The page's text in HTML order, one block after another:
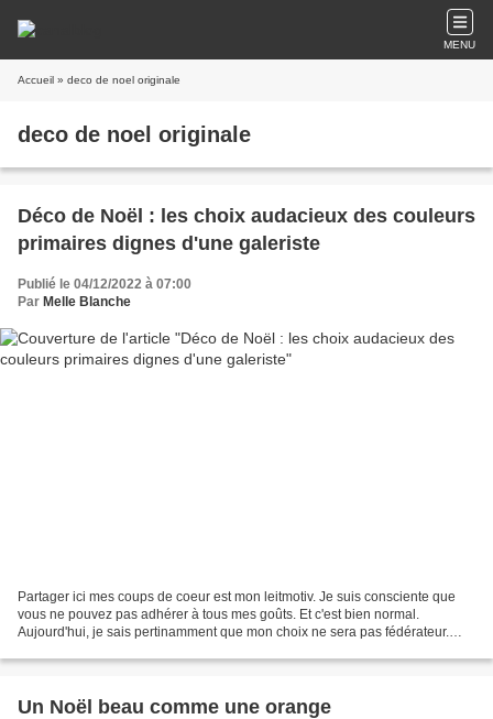
MENU
Accueil » deco de noel originale
deco de noel originale
Déco de Noël : les choix audacieux des couleurs
primaires dignes d'une galeriste
Publié le 04/12/2022 à 07:00
Par Melle Blanche
Partager ici mes coups de coeur est mon leitmotiv. Je suis consciente que
vous ne pouvez pas adhérer à tous mes goûts. Et c'est bien normal.
Aujourd'hui, je sais pertinamment que mon choix ne sera pas fédérateur.
Un Noël beau comme une orange